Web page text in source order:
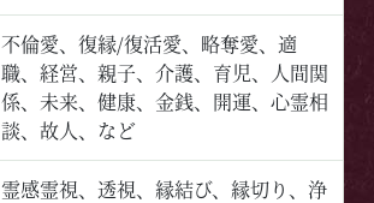
不倫愛、復縁/復活愛、略奪愛、適
職、経営、親子、介護、育児、人間関
係、未来、健康、金銭、開運、心霊相
談、故人、など
霊感霊視、透視、縁結び、縁切り、浄